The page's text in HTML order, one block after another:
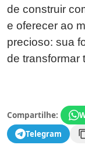
de construir
e oferecer ao
precioso: sua
de transformar
Compartilhe:
Telegram